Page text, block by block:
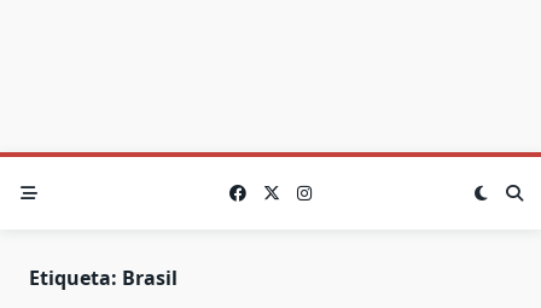
Etiqueta: Brasil